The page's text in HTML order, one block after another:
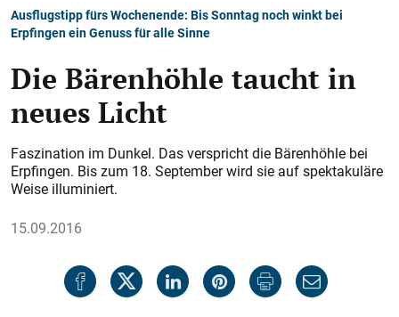
Ausflugstipp fürs Wochenende: Bis Sonntag noch winkt bei
Erpfingen ein Genuss für alle Sinne
Die Bärenhöhle taucht in
neues Licht
Faszination im Dunkel. Das verspricht die Bärenhöhle bei
Erpfingen. Bis zum 18. September wird sie auf spektakuläre
Weise illuminiert.
15.09.2016